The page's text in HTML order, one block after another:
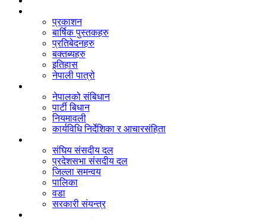
प्रकाशन
बार्षिक पुस्तकहरु
प्रतिबेदनहरु
बक्तब्यहरु
इतिहास
नेपाली पात्रो
नेपालको संबिधान
पार्टी बिधान
नियमावली
कार्यविधि निर्देशिका र आचारसंहिता
संघिय संसदीय दल
प्रदेशसभा संसदीय दल
जिल्ला समन्वय
पालिका
वडा
सरकारी संयन्त्र